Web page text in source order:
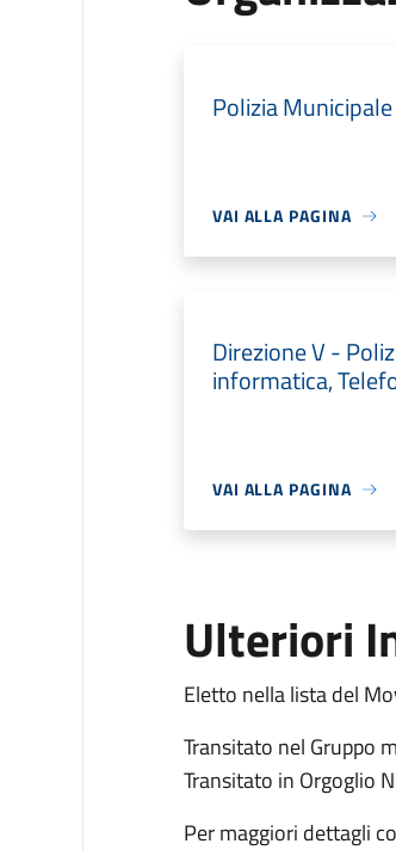
Polizia Municipale
VAI ALLA PAGINA
Direzione V -
informatica,
VAI ALLA PAGINA
Ulteriori
Eletto nella lista del
Transitato nel Gruppo
Transitato in Orgoglio
Per maggiori dettagli